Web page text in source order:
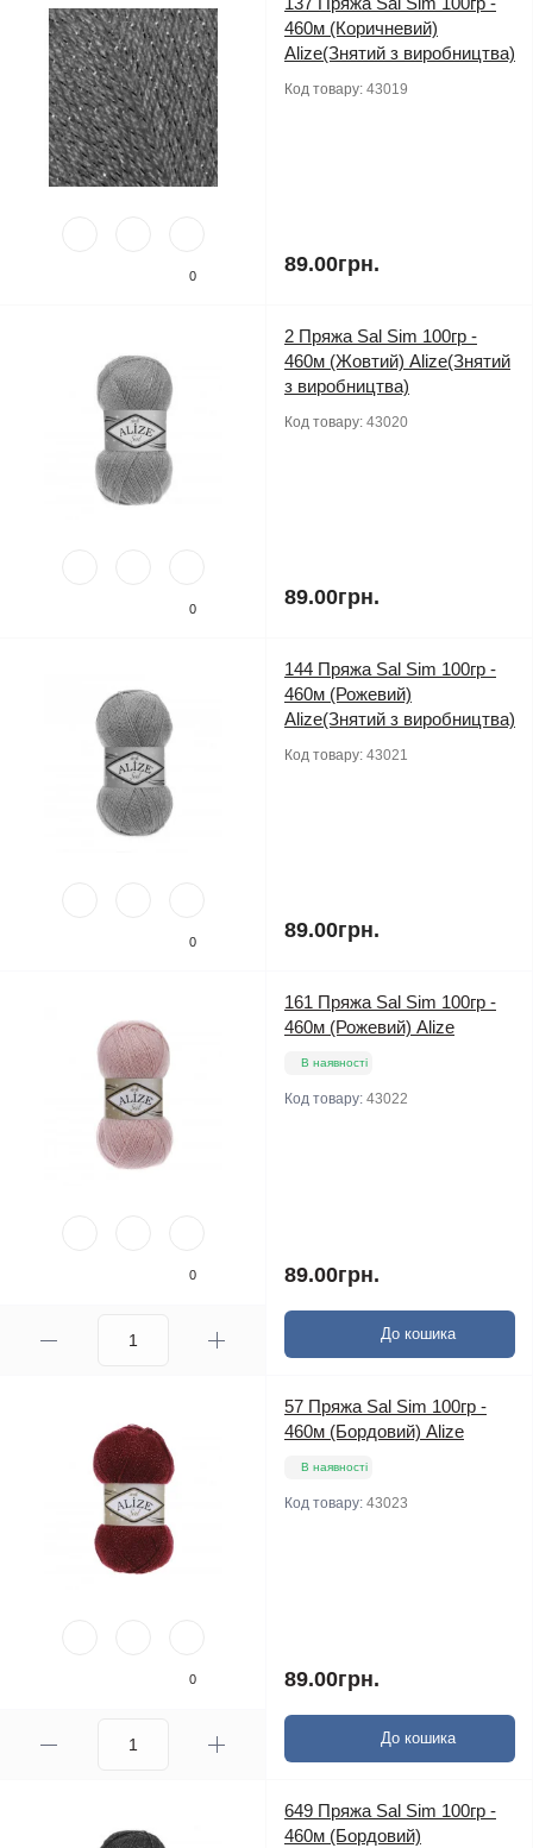
0
460м (Коричневий)
Alize(Знятий з виробництва)
Код товару: 43019
89.00грн.
0
2 Пряжа Sal Sim 100гр -
460м (Жовтий) Alize(Знятий
з виробництва)
Код товару: 43020
89.00грн.
0
144 Пряжа Sal Sim 100гр -
460м (Рожевий)
Alize(Знятий з виробництва)
Код товару: 43021
89.00грн.
0
161 Пряжа Sal Sim 100гр -
460м (Рожевий) Alize
В наявності
Код товару: 43022
89.00грн.
До кошика
0
57 Пряжа Sal Sim 100гр -
460м (Бордовий) Alize
В наявності
Код товару: 43023
89.00грн.
До кошика
649 Пряжа Sal Sim 100гр -
460м (Бордовий)